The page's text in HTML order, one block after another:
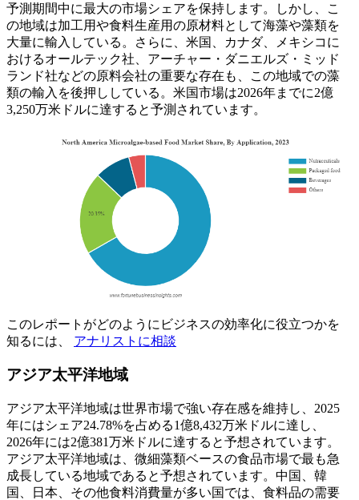
予測期間中に最大の市場シェアを保持します。しかし、こ
の地域は加工用や食料生産用の原材料として海藻や藻類を
大量に輸入している。さらに、米国、カナダ、メキシコに
おけるオールテック社、アーチャー・ダニエルズ・ミッド
ランド社などの原料会社の重要な存在も、この地域での藻
類の輸入を後押ししている。米国市場は2026年までに2億
3,250万米ドルに達すると予測されています。
このレポートがどのようにビジネスの効率化に役立つかを
知るには、 アナリストに相談
アジア太平洋地域
アジア太平洋地域は世界市場で強い存在感を維持し、2025
年にはシェア24.78%を占める1億8,432万米ドルに達し、
2026年には2億381万米ドルに達すると予想されています。
アジア太平洋地域は、微細藻類ベースの食品市場で最も急
成長している地域であると予想されています。中国、韓
国、日本、その他食料消費量が多い国では、食料品の需要